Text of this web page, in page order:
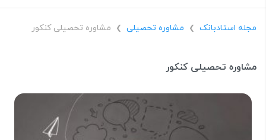
مجله استادبانک ❯ مشاوره تحصیلی ❯ مشاوره تحصیلی کنکور
مشاوره تحصیلی کنکور